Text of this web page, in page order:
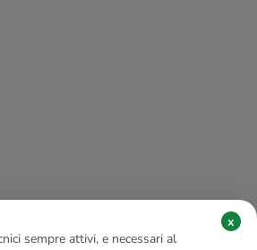
sempre attivi, e necessari al
x